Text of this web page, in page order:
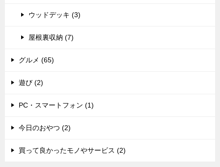
ウッドデッキ (3)
屋根裏収納 (7)
グルメ (65)
遊び (2)
PC・スマートフォン (1)
今日のおやつ (2)
買って良かったモノやサービス (2)